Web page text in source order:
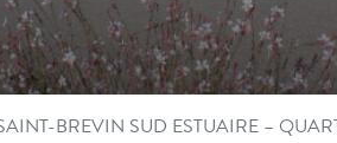
BREVIN SUD ESTUAIRE –